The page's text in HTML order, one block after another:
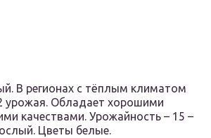
В регионах с тёплым климатом
урожая. Обладает хорошими
качествами. Урожайность – 15 –
Цветы белые.